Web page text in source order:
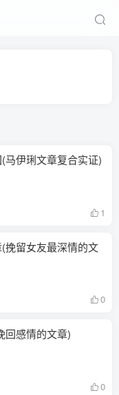
马伊琍文章复合实证)
1
挽留女友最深情的文
0
回感情的文章)
0